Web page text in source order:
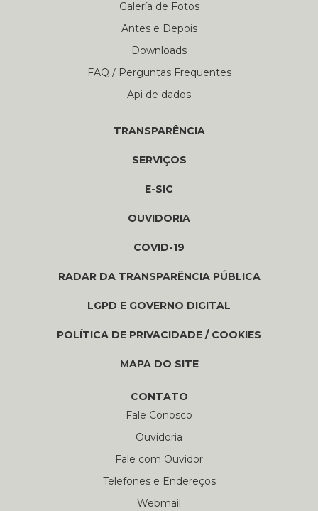
Galería de Fotos
Antes e Depois
Downloads
FAQ / Perguntas Frequentes
Api de dados
TRANSPARÊNCIA
SERVIÇOS
E-SIC
OUVIDORIA
COVID-19
RADAR DA TRANSPARÊNCIA PÚBLICA
LGPD E GOVERNO DIGITAL
POLÍTICA DE PRIVACIDADE / COOKIES
MAPA DO SITE
CONTATO
Fale Conosco
Ouvidoria
Fale com Ouvidor
Telefones e Endereços
Webmail